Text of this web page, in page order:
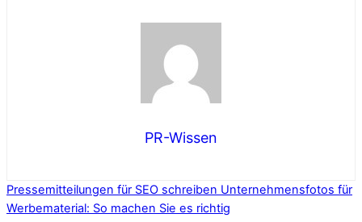
PR-Wissen
Pressemitteilungen für SEO schreiben Unternehmensfotos für
Werbematerial: So machen Sie es richtig